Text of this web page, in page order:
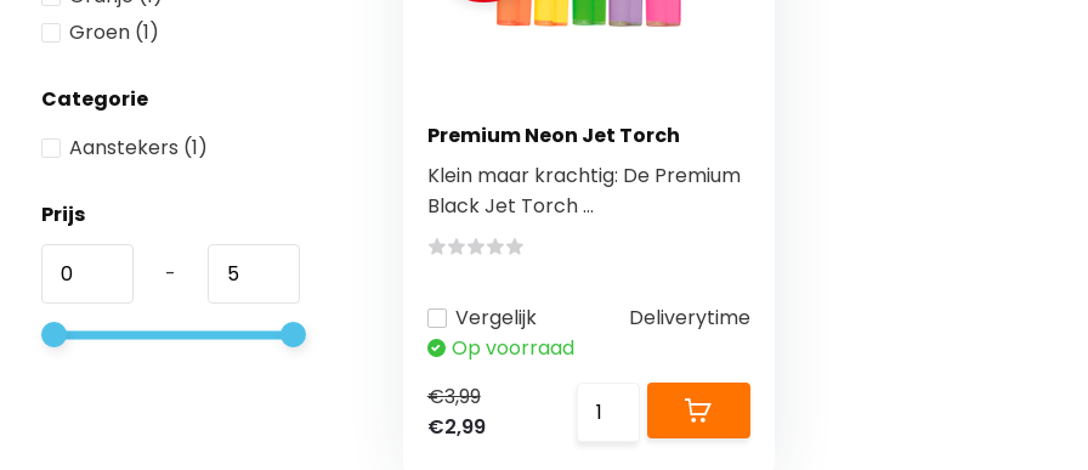
Groen (1)
Categorie
Aanstekers (1)
Prijs
-
Premium Neon Jet Torch
Klein maar krachtig: De Premium
Black Jet Torch ...
Vergelijk
Deliverytime
Op voorraad
€3,99
€2,99